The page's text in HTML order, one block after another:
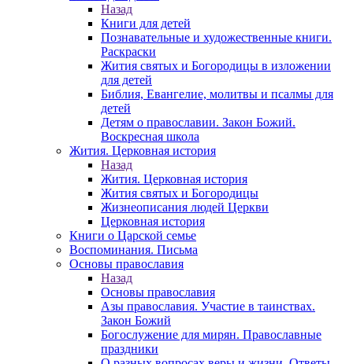
Назад
Книги для детей
Познавательные и художественные книги.
Раскраски
Жития святых и Богородицы в изложении
для детей
Библия, Евангелие, молитвы и псалмы для
детей
Детям о православии. Закон Божий.
Воскресная школа
Жития. Церковная история
Назад
Жития. Церковная история
Жития святых и Богородицы
Жизнеописания людей Церкви
Церковная история
Книги о Царской семье
Воспоминания. Письма
Основы православия
Назад
Основы православия
Азы православия. Участие в таинствах.
Закон Божий
Богослужение для мирян. Православные
праздники